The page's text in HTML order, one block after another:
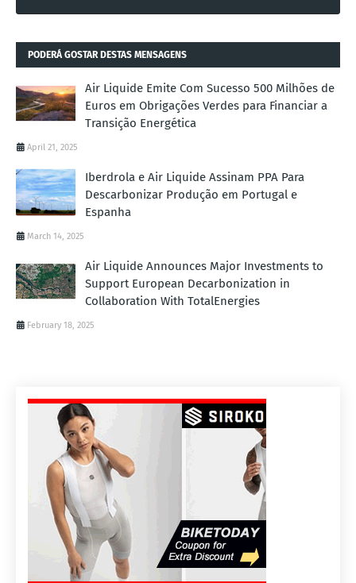
PODERÁ GOSTAR DESTAS MENSAGENS
Air Liquide Emite Com Sucesso 500 Milhões de
Euros em Obrigações Verdes para Financiar a
Transição Energética
April 21, 2025
Iberdrola e Air Liquide Assinam PPA Para
Descarbonizar Produção em Portugal e
Espanha
March 14, 2025
Air Liquide Announces Major Investments to
Support European Decarbonization in
Collaboration With TotalEnergies
February 18, 2025